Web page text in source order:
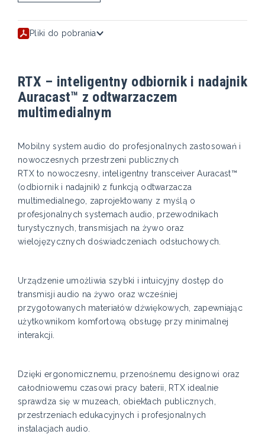
Pliki do pobrania
RTX – inteligentny odbiornik i nadajnik
Auracast™ z odtwarzaczem
multimedialnym
Mobilny system audio do profesjonalnych zastosowań i
nowoczesnych przestrzeni publicznych
RTX to nowoczesny, inteligentny transceiver Auracast™
(odbiornik i nadajnik) z funkcją odtwarzacza
multimedialnego, zaprojektowany z myślą o
profesjonalnych systemach audio, przewodnikach
turystycznych, transmisjach na żywo oraz
wielojęzycznych doświadczeniach odsłuchowych.
Urządzenie umożliwia szybki i intuicyjny dostęp do
transmisji audio na żywo oraz wcześniej
przygotowanych materiałów dźwiękowych, zapewniając
użytkownikom komfortową obsługę przy minimalnej
interakcji.
Dzięki ergonomicznemu, przenośnemu designowi oraz
całodniowemu czasowi pracy baterii, RTX idealnie
sprawdza się w muzeach, obiektach publicznych,
przestrzeniach edukacyjnych i profesjonalnych
instalacjach audio.